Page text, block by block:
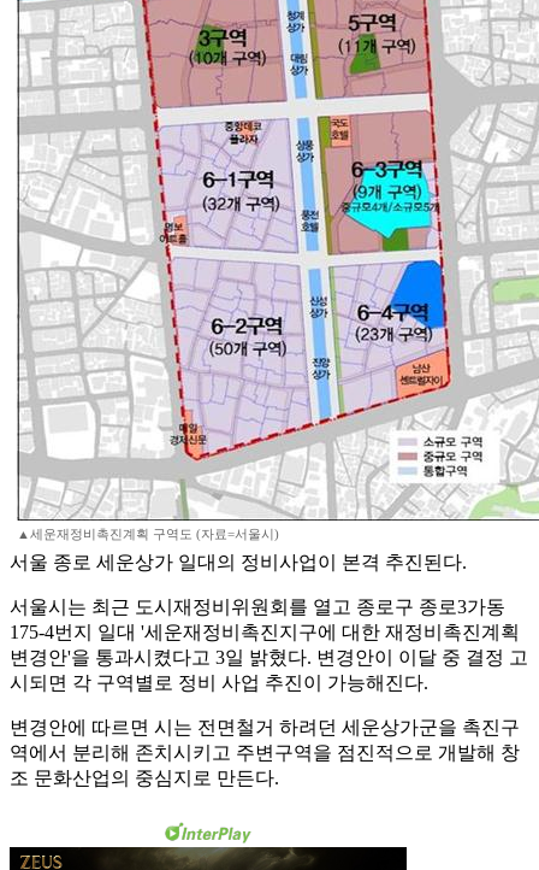
▲세운재정비촉진계획 구역도 (자료=서울시)
서울 종로 세운상가 일대의 정비사업이 본격 추진된다.
서울시는 최근 도시재정비위원회를 열고 종로구 종로3가동
175-4번지 일대 '세운재정비촉진지구에 대한 재정비촉진계획
변경안'을 통과시켰다고 3일 밝혔다. 변경안이 이달 중 결정 고
시되면 각 구역별로 정비 사업 추진이 가능해진다.
변경안에 따르면 시는 전면철거 하려던 세운상가군을 촉진구
역에서 분리해 존치시키고 주변구역을 점진적으로 개발해 창
조 문화산업의 중심지로 만든다.